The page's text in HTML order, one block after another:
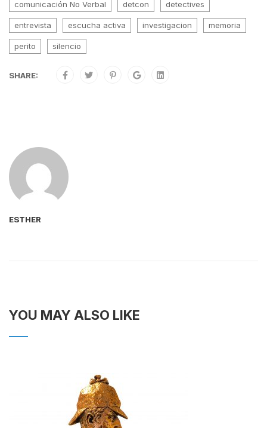
comunicación No Verbal detcon detectives
entrevista escucha activa investigacion memoria
perito silencio
SHARE:
ESTHER
YOU MAY ALSO LIKE